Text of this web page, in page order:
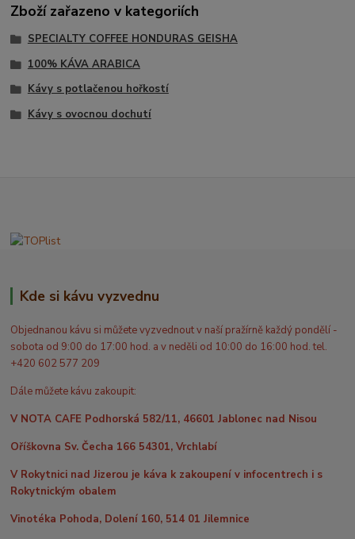
Zboží zařazeno v kategoriích
SPECIALTY COFFEE HONDURAS GEISHA
100% KÁVA ARABICA
Kávy s potlačenou hořkostí
Kávy s ovocnou dochutí
Kde si kávu vyzvednu
Objednanou kávu si můžete vyzvednout v naší pražírně každý pondělí -
sobota od 9:00 do 17:00 hod. a v neděli od 10:00 do 16:00 hod. tel.
+420 602 577 209
Dále můžete kávu zakoupit:
V NOTA CAFE Podhorská 582/11, 46601 Jablonec nad Nisou
Oříškovna Sv. Čecha 166 54301, Vrchlabí
V Rokytnici nad Jizerou je káva k zakoupení v infocentrech i s
Rokytnickým obalem
Vinotéka Pohoda, Dolení 160, 514 01 Jilemnice